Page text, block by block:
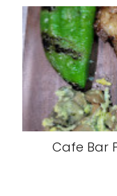
Cafe Bar